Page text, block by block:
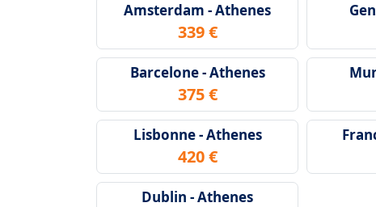
Amsterdam - Athenes
339 €
Barcelone - Athenes
375 €
Lisbonne - Athenes
420 €
Dublin - Athenes